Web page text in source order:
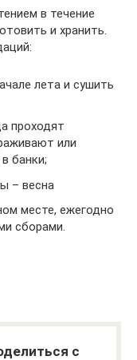
в течение
и хранить.
лета и сушить
проходят
или
банки;
– весна
месте, ежегодно
сборами.
с